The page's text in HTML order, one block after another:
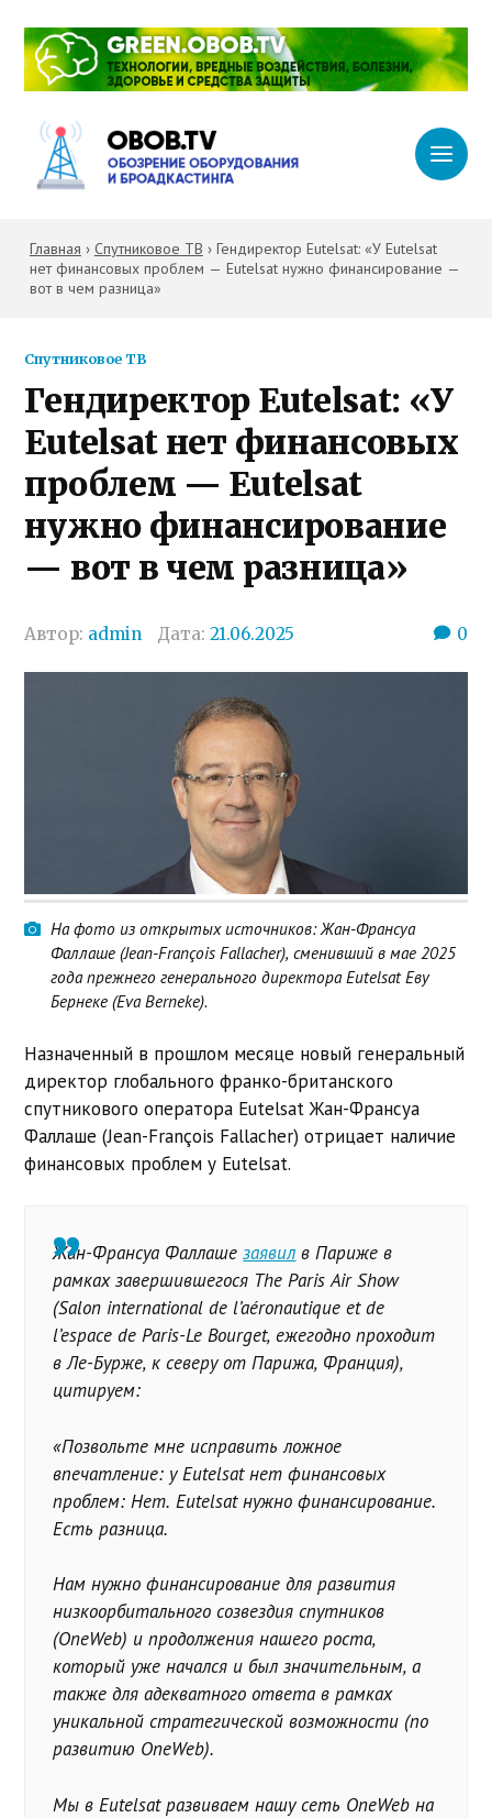
Главная › Спутниковое ТВ › Гендиректор Eutelsat: «У Eutelsat
нет финансовых проблем — Eutelsat нужно финансирование —
вот в чем разница»
Спутниковое ТВ
Гендиректор Eutelsat: «У
Eutelsat нет финансовых
проблем — Eutelsat
нужно финансирование
— вот в чем разница»
Автор: admin Дата:21.06.2025 0
На фото из открытых источников: Жан-Франсуа
Фаллаше (Jean-François Fallacher), сменивший в мае 2025
года прежнего генерального директора Eutelsat Еву
Бернеке (Eva Berneke).
Назначенный в прошлом месяце новый генеральный
директор глобального франко-британского
спутникового оператора Eutelsat Жан-Франсуа
Фаллаше (Jean-François Fallacher) отрицает наличие
финансовых проблем у Eutelsat.
Жан-Франсуа Фаллашезаявил в Париже в
рамках завершившегося The Paris Air Show
(Salon international de l’aéronautique et de
l’espace de Paris-Le Bourget, ежегодно проходит
в Ле-Бурже, к северу от Парижа, Франция),
цитируем:
«Позвольте мне исправить ложное
впечатление: у Eutelsat нет финансовых
проблем: Нет. Eutelsat нужно финансирование.
Есть разница.
Нам нужно финансирование для развития
низкоорбитального созвездия спутников
(OneWeb) и продолжения нашего роста,
который уже начался и был значительным, а
также для адекватного ответа в рамках
уникальной стратегической возможности (по
развитию OneWeb).
Мы в Eutelsat развиваем нашу сеть OneWeb на